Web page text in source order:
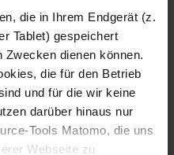
die in Ihrem Endgerät (z.
Tablet) gespeichert
dienen können.
die für den Betrieb
und für die wir keine
darüber hinaus nur
Tools Matomo, die uns
Webseite zu
Fotografo: Lorenz